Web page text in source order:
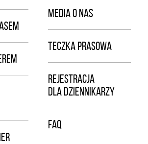
MEDIA O NAS
TECZKA PRASOWA
REJESTRACJA
DLA DZIENNIKARZY
FAQ